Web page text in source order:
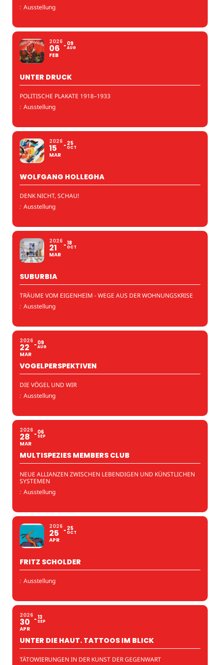
: Ausstellung
2026
06
FEB
09
AUG
UNTER DRUCK
POLITISCHE PLAKATE 1918–1933
: Ausstellung
2026
15
MAR
25
OCT
WOLFGANG HOLLEGHA
DENK NICHT, SCHAU!
: Ausstellung
2026
21
MAR
18
OCT
SUBURBIA
TRÄUME VOM EIGENHEIM - WEGE AUS DER WOHNUNGSKRISE
: Ausstellung
2026
22
MAR
09
AUG
VOGELPERSPEKTIVEN
DIE VÖGEL UND WIR
: Ausstellung
2026
28
MAR
06
SEP
MULTISPEZIES MEMBERS CLUB
NEUE ALLIANZEN ZWISCHEN LEBENDIGEN UND KÜNSTLICHEN
SYSTEMEN
: Ausstellung
2026
25
APR
25
OCT
FRITZ SCHOLDER
: Ausstellung
2026
30
APR
13
SEP
UNTER DIE HAUT. TATTOOS IM BLICK
TÄTOWIERUNGEN IN DER KUNST DER GEGENWART